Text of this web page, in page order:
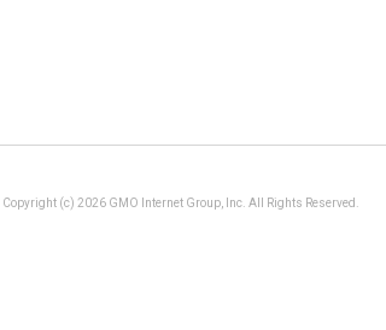
Copyright (c) 2026 GMO Internet Group, Inc. All Rights Reserved.